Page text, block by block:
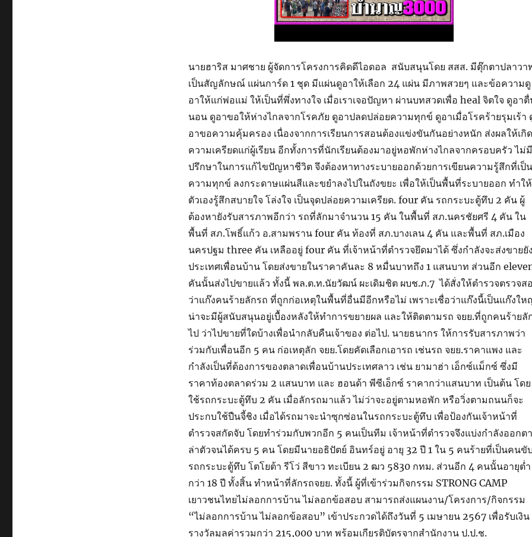
นายฮาริส มาศชาย ผู้จัดการโครงการคิดดีไอดอล สนับสนุนโดย สสส. มีตุ๊กตาปลาวา
เป็นสัญลักษณ์ แผ่นการ์ด 1 ชุด มีแผ่นดูอาให้เลือก 24 แผ่น มีภาพสวยๆ และข้อความดู
อาให้แก่พ่อแม่ ให้เป็นที่พึ่งทางใจ เมื่อเราเจอปัญหา ผ่านบทสวดเพื่อ heal จิตใจ ดูอา
นอน ดูอาขอให้ห่างไกลจากโรคภัย ดูอาปลดปล่อยความทุกข์ ดูอาเมื่อโรคร้ายรุมเร้า
อาขอความคุ้มครอง เนื่องจากการเรียนการสอนต้องแข่งขันกันอย่างหนัก ส่งผลให้เกิด
ความเครียดแก่ผู้เรียน อีกทั้งการที่นักเรียนต้องมาอยู่หอพักห่างไกลจากครอบครัว ไม่
ปรึกษาในการแก้ไขปัญหาชีวิต จึงต้องหาทางระบายออกด้วยการเขียนความรู้สึกที่เป็น
ความทุกข์ ลงกระดาษแผ่นสีและขยำลงไปในถังขยะ เพื่อให้เป็นพื้นที่ระบายออก ทำให้
ตัวเองรู้สึกสบายใจ โล่งใจ เป็นจุดปล่อยความเครียด. four คัน รถกระบะตู้ทึบ 2 คัน ผู้
ต้องหายังรับสารภาพอีกว่า รถที่ลักมาจำนวน 15 คัน ในพื้นที่ สภ.นครชัยศรี 4 คัน ใน
พื้นที่ สภ.โพธิ์แก้ว อ.สามพราน four คัน ท้องที่ สภ.บางเลน 4 คัน และพื้นที่ สภ.เมือง
นครปฐม three คัน เหลืออยู่ four คัน ที่เจ้าหน้าที่ตำรวจยึดมาได้ ซึ่งกำลังจะส่งขายยั
ประเทศเพื่อนบ้าน โดยส่งขายในราคาคันละ 8 หมื่นบาทถึง 1 แสนบาท ส่วนอีก
คันนั้นส่งไปขายแล้ว ทั้งนี้ พล.ต.ท.นัยวัฒน์ ผะเดิมชิต ผบช.ภ.7 ได้สั่งให้ตำรวจตรวจส
ว่าแก๊งคนร้ายลักรถ ที่ถูกก่อเหตุในพื้นที่อื่นมีอีกหรือไม่ เพราะเชื่อว่าแก๊งนี้เป็นแก๊งให
น่าจะมีผู้สนับสนุนอยู่เบื้องหลังให้ทำการขยายผล และให้ติดตามรถ จยย.ที่ถูกคนร้ายลั
ไป ว่าไปขายที่ใดบ้างเพื่อนำกลับคืนเจ้าของ ต่อไป. นายธนากร ให้การรับสารภาพว่า
ร่วมกับเพื่อนอีก 5 คน ก่อเหตุลัก จยย.โดยคัดเลือกเอารถ เช่นรถ จยย.ราคาแพง และ
กำลังเป็นที่ต้องการของตลาดเพื่อนบ้านประเทศลาว เช่น ยามาฮ่า เอ็กซ์แม็กซ์ ซึ่งมี
ราคาท้องตลาดร่วม 2 แสนบาท และ ฮอนด้า พีซีเอ็กซ์ ราคากว่าแสนบาท เป็นต้น โดย
ใช้รถกระบะตู้ทึบ 2 คัน เมื่อลักรถมาแล้ว ไม่ว่าจะอยู่ตามหอพัก หรือวิ่งตามถนนก็จะ
ประกบใช้ปืนจี้ชิง เมื่อได้รถมาจะนำซุกซ่อนในรถกระบะตู้ทึบ เพื่อป้องกันเจ้าหน้าที่
ตำรวจสกัดจับ โดยทำร่วมกับพวกอีก 5 คนเป็นทีม เจ้าหน้าที่ตำรวจจึงแบ่งกำลังออกต
ล่าตัวจนได้ครบ 5 คน โดยมีนายอธิปัตย์ อินทร์อยู่ อายุ 32 ปี 1 ใน 5 คนร้ายที่เป็นคนขั
รถกระบะตู้ทึบ โตโยต้า รีโว่ สีขาว ทะเบียน 2 ฒว 5830 กทม. ส่วนอีก 4 คนนั้นอายุต่ำ
กว่า 18 ปี ทั้งสิ้น ทำหน้าที่ลักรถจยย. ทั้งนี้ ผู้ที่เข้าร่วมกิจกรรม STRONG CAMP
เยาวชนไทยไม่ลอกการบ้าน ไม่ลอกข้อสอบ สามารถส่งแผนงาน/โครงการ/กิจกรรม
“ไม่ลอกการบ้าน ไม่ลอกข้อสอบ” เข้าประกวดได้ถึงวันที่ 5 เมษายน 2567 เพื่อรับเงิน
รางวัลมูลค่ารวมกว่า 215,000 บาท พร้อมเกียรติบัตรจากสำนักงาน ป.ป.ช.